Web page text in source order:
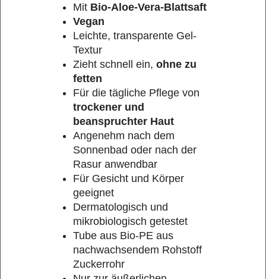
Mit Bio-Aloe-Vera-Blattsaft
Vegan
Leichte, transparente Gel-
Textur
Zieht schnell ein, ohne zu
fetten
Für die tägliche Pflege von
trockener und
beanspruchter Haut
Angenehm nach dem
Sonnenbad oder nach der
Rasur anwendbar
Für Gesicht und Körper
geeignet
Dermatologisch und
mikrobiologisch getestet
Tube aus Bio-PE aus
nachwachsendem Rohstoff
Zuckerrohr